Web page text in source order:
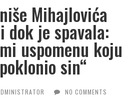
Mihajlovića
dok je spavala:
uspomenu koju
sin“
NO COMMENTS